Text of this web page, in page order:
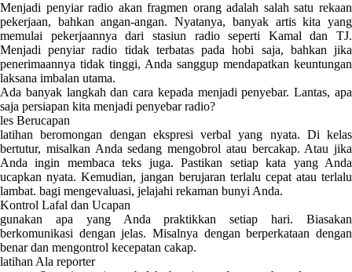
Menjadi penyiar radio akan fragmen orang adalah salah satu rekaan
pekerjaan, bahkan angan-angan. Nyatanya, banyak artis kita yang
memulai pekerjaannya dari stasiun radio seperti Kamal dan TJ.
Menjadi penyiar radio tidak terbatas pada hobi saja, bahkan jika
penerimaannya tidak tinggi, Anda sanggup mendapatkan keuntungan
laksana imbalan utama.
Ada banyak langkah dan cara kepada menjadi penyebar. Lantas, apa
saja persiapan kita menjadi penyebar radio?
les Berucapan
latihan beromongan dengan ekspresi verbal yang nyata. Di kelas
bertutur, misalkan Anda sedang mengobrol atau bercakap. Atau jika
Anda ingin membaca teks juga. Pastikan setiap kata yang Anda
ucapkan nyata. Kemudian, jangan berujaran terlalu cepat atau terlalu
lambat. bagi mengevaluasi, jelajahi rekaman bunyi Anda.
Kontrol Lafal dan Ucapan
gunakan apa yang Anda praktikkan setiap hari. Biasakan
berkomunikasi dengan jelas. Misalnya dengan berperkataan dengan
benar dan mengontrol kecepatan cakap.
latihan Ala reporter